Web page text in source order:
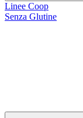
Linee Coop
Senza Glutine